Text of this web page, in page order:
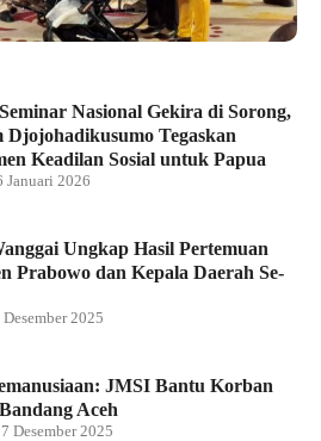
Nasional Gekira di Sorong,
Djojohadikusumo Tegaskan
Keadilan Sosial untuk Papua
Januari 2026
Ungkap Hasil Pertemuan
Prabowo dan Kepala Daerah Se-
2025
JMSI Bantu Korban
Aceh
Desember 2025